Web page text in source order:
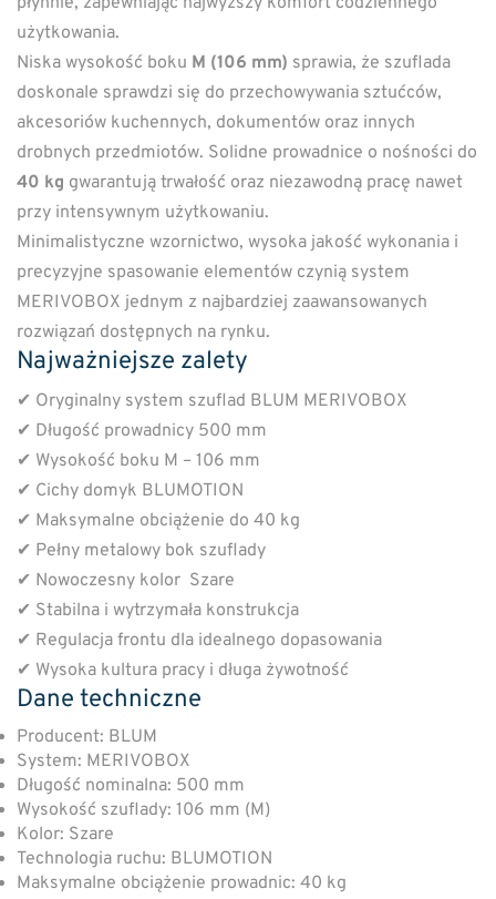
użytkowania.
Niska wysokość boku M (106 mm) sprawia, że szuflada
doskonale sprawdzi się do przechowywania sztućców,
akcesoriów kuchennych, dokumentów oraz innych
drobnych przedmiotów. Solidne prowadnice o nośności do
40 kg gwarantują trwałość oraz niezawodną pracę nawet
przy intensywnym użytkowaniu.
Minimalistyczne wzornictwo, wysoka jakość wykonania i
precyzyjne spasowanie elementów czynią system
MERIVOBOX jednym z najbardziej zaawansowanych
rozwiązań dostępnych na rynku.
Najważniejsze zalety
✔ Oryginalny system szuflad BLUM MERIVOBOX
✔ Długość prowadnicy 500 mm
✔ Wysokość boku M – 106 mm
✔ Cichy domyk BLUMOTION
✔ Maksymalne obciążenie do 40 kg
✔ Pełny metalowy bok szuflady
✔ Nowoczesny kolor Szare
✔ Stabilna i wytrzymała konstrukcja
✔ Regulacja frontu dla idealnego dopasowania
✔ Wysoka kultura pracy i długa żywotność
Dane techniczne
Producent: BLUM
System: MERIVOBOX
Długość nominalna: 500 mm
Wysokość szuflady: 106 mm (M)
Kolor: Szare
Technologia ruchu: BLUMOTION
Maksymalne obciążenie prowadnic: 40 kg